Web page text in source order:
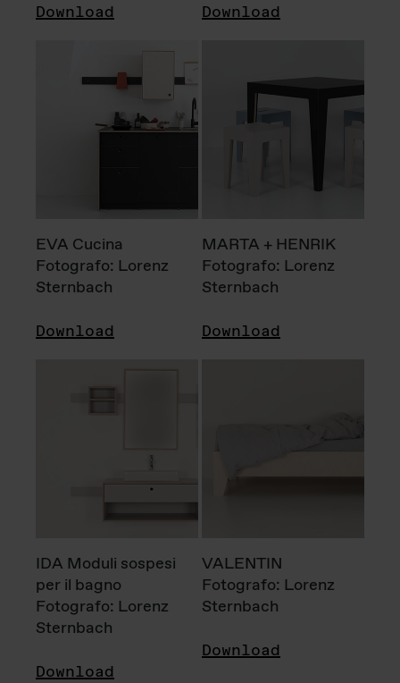
Download Download
EVA Cucina
Fotografo: Lorenz
Sternbach
Download
MARTA + HENRIK
Fotografo: Lorenz
Sternbach
Download
IDA Moduli sospesi
per il bagno
Fotografo: Lorenz
Sternbach
Download
VALENTIN
Fotografo: Lorenz
Sternbach
Download